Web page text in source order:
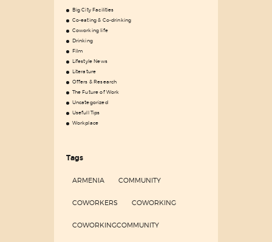
Big City Facilities
Co-eating & Co-drinking
Coworking life
Drinking
Film
Lifestyle News
Literature
Offers & Research
The Future of Work
Uncategorized
Usefull Tips
Workplace
Tags
ARMENIA COMMUNITY
COWORKERS COWORKING
COWORKINGCOMMUNITY